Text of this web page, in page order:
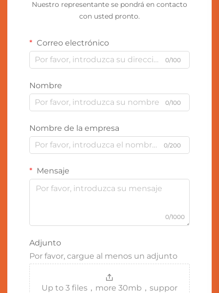
Nuestro representante se pondrá en contacto
con usted pronto.
Correo electrónico
0/100
Nombre
0/100
Nombre de la empresa
0/200
Mensaje
0/1000
Adjunto
Por favor, cargue al menos un adjunto
Up to 3 files，more 30mb，suppor